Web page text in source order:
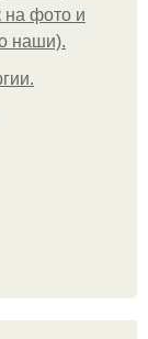
на фото и
наши).